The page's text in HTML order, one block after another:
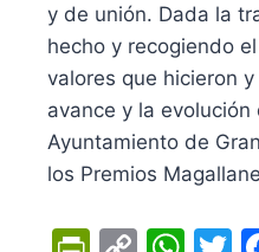
y de unión. Dada la
hecho y recogiendo
valores que hicieron
avance y la
Ayuntamiento de
los Premios